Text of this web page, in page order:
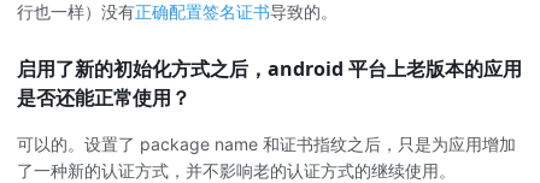
行也一样）没有正确配置签名证书导致的。
启用了新的初始化方式之后，android 平台上老版本的应用
是否还能正常使用？
可以的。设置了 package name 和证书指纹之后，只是为应用增加
了一种新的认证方式，并不影响老的认证方式的继续使用。